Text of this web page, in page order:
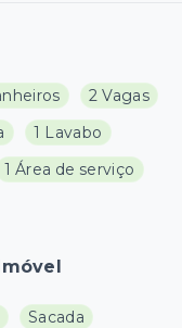
2 Vagas
1 Lavabo
1 Área de serviço
Sacada